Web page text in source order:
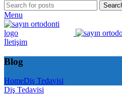
Menu
İletişim
Blog
HomeDiş Tedavisi
Diş Tedavisi